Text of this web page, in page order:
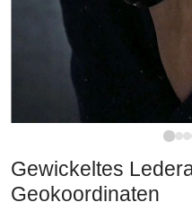
Gewickeltes
Geokoordinaten